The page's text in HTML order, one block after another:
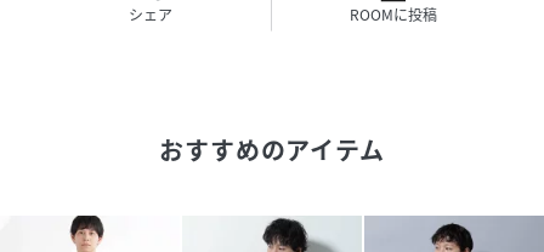
※光の当たり具合や撮影環境により色味が異なる場合がござ
シェア ROOMに投稿
おすすめのアイテム